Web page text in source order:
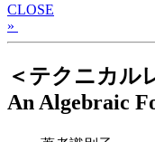
CLOSE
»
＜テクニカル
An Algebraic